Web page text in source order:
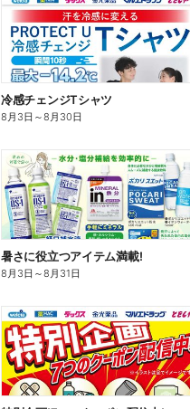
冷感チェンジTシャツ
8月3日 ～8月30日
暑さに役立つアイテム満載!
8月3日 ～8月31日